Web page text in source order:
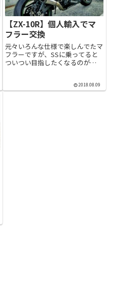
【ZX-10R】個人輸入でマ
フラー交換
元々いろんな仕様で楽しんでたマ
フラーですが、SSに乗ってると
ついつい目指したくなるのが
えZX-10Rに乗っている僕として
はmotoGPより気になります。そ
2018.08.09